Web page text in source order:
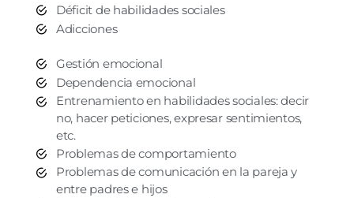
Déficit de habilidades sociales
Adicciones
Gestión emocional
Dependencia emocional
Entrenamiento en habilidades sociales: decir
no, hacer peticiones, expresar sentimientos,
etc.
Problemas de comportamiento
Problemas de comunicación en la pareja y
entre padres e hijos